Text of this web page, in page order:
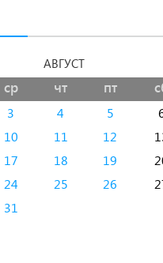
ср чт пт
3 4 5
10 11 12
17 18 19
24 25 26
31
АВГУСТ